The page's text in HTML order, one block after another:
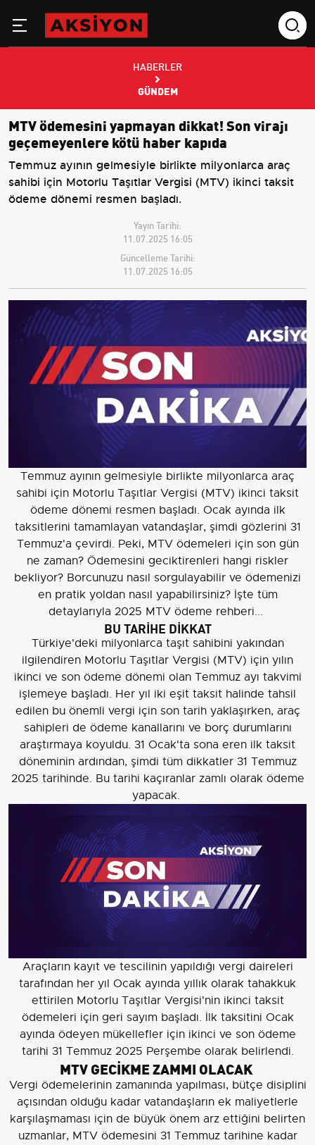
HABERLER
GÜNDEM
MTV ödemesini yapmayan dikkat! Son virajı
geçemeyenlere kötü haber kapıda
Temmuz ayının gelmesiyle birlikte milyonlarca araç
sahibi için Motorlu Taşıtlar Vergisi (MTV) ikinci taksit
ödeme dönemi resmen başladı.
Yayın Tarihi:
11.07.2025 16:05
Güncelleme Tarihi:
11.07.2025 16:05
Temmuz ayının gelmesiyle birlikte milyonlarca araç
sahibi için Motorlu Taşıtlar Vergisi (MTV) ikinci taksit
ödeme dönemi resmen başladı. Ocak ayında ilk
taksitlerini tamamlayan vatandaşlar, şimdi gözlerini 31
Temmuz'a çevirdi. Peki, MTV ödemeleri için son gün
ne zaman? Ödemesini geciktirenleri hangi riskler
bekliyor? Borcunuzu nasıl sorgulayabilir ve ödemenizi
en pratik yoldan nasıl yapabilirsiniz? İşte tüm
detaylarıyla 2025 MTV ödeme rehberi...
BU TARİHE DİKKAT
Türkiye'deki milyonlarca taşıt sahibini yakından
ilgilendiren Motorlu Taşıtlar Vergisi (MTV) için yılın
ikinci ve son ödeme dönemi olan Temmuz ayı takvimi
işlemeye başladı. Her yıl iki eşit taksit halinde tahsil
edilen bu önemli vergi için son tarih yaklaşırken, araç
sahipleri de ödeme kanallarını ve borç durumlarını
araştırmaya koyuldu. 31 Ocak'ta sona eren ilk taksit
döneminin ardından, şimdi tüm dikkatler 31 Temmuz
2025 tarihinde. Bu tarihi kaçıranlar zamlı olarak ödeme
yapacak.
Araçların kayıt ve tescilinin yapıldığı vergi daireleri
tarafından her yıl Ocak ayında yıllık olarak tahakkuk
ettirilen Motorlu Taşıtlar Vergisi'nin ikinci taksit
ödemeleri için geri sayım başladı. İlk taksitini Ocak
ayında ödeyen mükellefler için ikinci ve son ödeme
tarihi 31 Temmuz 2025 Perşembe olarak belirlendi.
MTV GECİKME ZAMMI OLACAK
Vergi ödemelerinin zamanında yapılması, bütçe disiplini
açısından olduğu kadar vatandaşların ek maliyetlerle
karşılaşmaması için de büyük önem arz ettiğini belirten
uzmanlar, MTV ödemesini 31 Temmuz tarihine kadar